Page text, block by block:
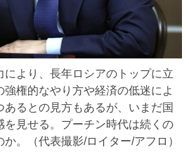
により、長年ロシアのトップに立
権的なやり方や経済の低迷によ
あるとの見方もあるが、いまだ国
を見せる。プーチン時代は続くの
。（代表撮影/ロイター/アフロ）